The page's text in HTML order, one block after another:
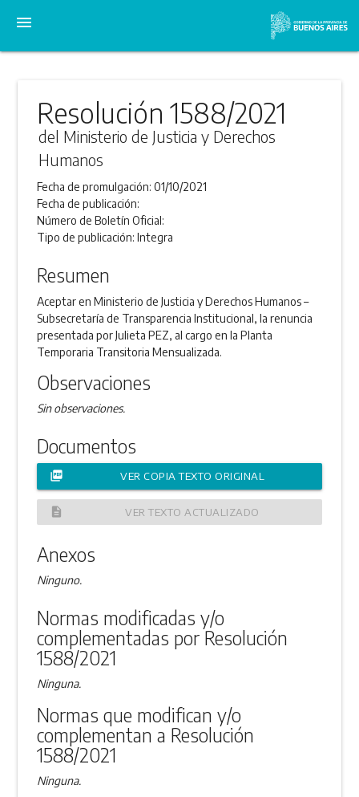
menu
Resolución 1588/2021
del Ministerio de Justicia y Derechos
Humanos
Fecha de promulgación:01/10/2021
Fecha de publicación:
Número de Boletín Oficial:
Tipo de publicación:Integra
Resumen
Aceptar en Ministerio de Justicia y Derechos Humanos –
Subsecretaría de Transparencia Institucional, la renuncia
presentada por Julieta PEZ, al cargo en la Planta
Temporaria Transitoria Mensualizada.
Observaciones
Sin observaciones.
Documentos
picture_as_pdf VER COPIA TEXTO ORIGINAL
description VER TEXTO ACTUALIZADO
Anexos
Ninguno.
Normas modificadas y/o
complementadas por Resolución
1588/2021
Ninguna.
Normas que modifican y/o
complementan a Resolución
1588/2021
Ninguna.